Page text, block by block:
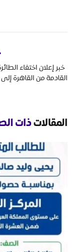
خبر إعلان اختفاء
القادمة من القاهرة
المقالاتذات